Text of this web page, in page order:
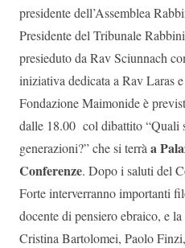
presidente dell’Assemblea
Presidente del Tribunale
presieduto da Rav Sciunnach
iniziativa dedicata a Rav Laras
Fondazione Maimonide è
dalle 18.00 col dibattito “Quali
generazioni?” che si terràa
Conferenze. Dopo i saluti del
Forte interverranno importanti
docente di pensiero ebraico, e
Cristina Bartolomei, Paolo